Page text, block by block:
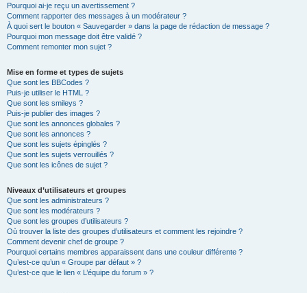
Pourquoi ai-je reçu un avertissement ?
Comment rapporter des messages à un modérateur ?
À quoi sert le bouton « Sauvegarder » dans la page de rédaction de message ?
Pourquoi mon message doit être validé ?
Comment remonter mon sujet ?
Mise en forme et types de sujets
Que sont les BBCodes ?
Puis-je utiliser le HTML ?
Que sont les smileys ?
Puis-je publier des images ?
Que sont les annonces globales ?
Que sont les annonces ?
Que sont les sujets épinglés ?
Que sont les sujets verrouillés ?
Que sont les icônes de sujet ?
Niveaux d’utilisateurs et groupes
Que sont les administrateurs ?
Que sont les modérateurs ?
Que sont les groupes d’utilisateurs ?
Où trouver la liste des groupes d’utilisateurs et comment les rejoindre ?
Comment devenir chef de groupe ?
Pourquoi certains membres apparaissent dans une couleur différente ?
Qu’est-ce qu’un « Groupe par défaut » ?
Qu’est-ce que le lien « L’équipe du forum » ?